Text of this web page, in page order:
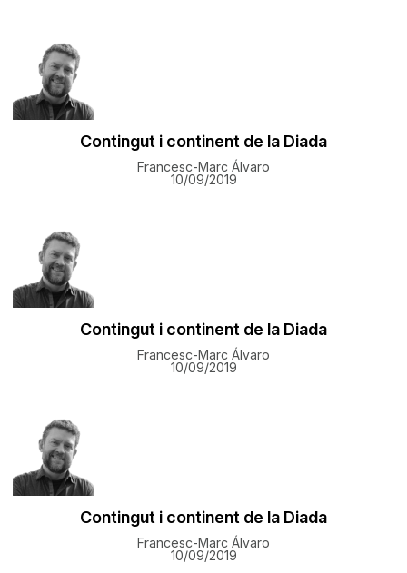
Contingut i continent de la Diada
Francesc-Marc Álvaro
10/09/2019
Contingut i continent de la Diada
Francesc-Marc Álvaro
10/09/2019
Contingut i continent de la Diada
Francesc-Marc Álvaro
10/09/2019